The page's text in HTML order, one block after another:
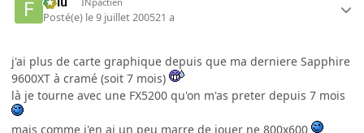
Posté(e) le 9 juillet 200521 a
j'ai plus de carte graphique depuis que ma derniere Sapphire
9600XT à cramé (soit 7 mois)
là je tourne avec une FX5200 qu'on m'as preter depuis 7 mois
mais comme j'en ai un peu marre de jouer ne 800x600